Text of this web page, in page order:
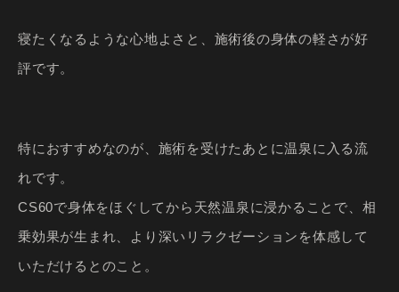
寝たくなるような心地よさと、施術後の身体の軽さが好
評です。
特におすすめなのが、施術を受けたあとに温泉に入る流
れです。
CS60で身体をほぐしてから天然温泉に浸かることで、相
乗効果が生まれ、より深いリラクゼーションを体感して
いただけるとのこと。